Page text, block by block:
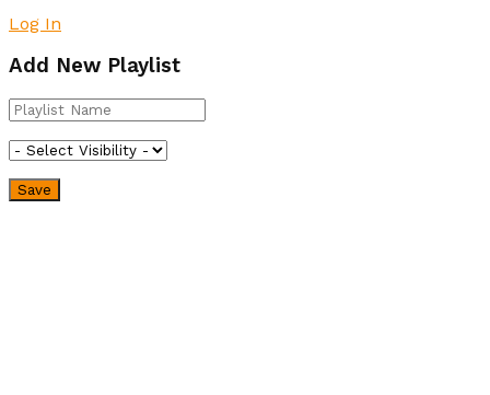
Log In
Add New Playlist